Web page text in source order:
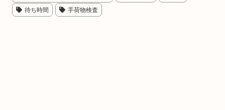
待ち時間
手荷物検査